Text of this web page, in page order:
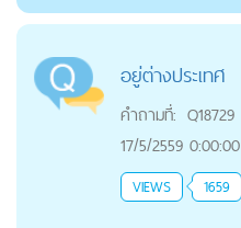
อยู่ต่างประเทศ
คำถามที่: Q18729
17/5/2559 0:00:00
VIEWS 1659